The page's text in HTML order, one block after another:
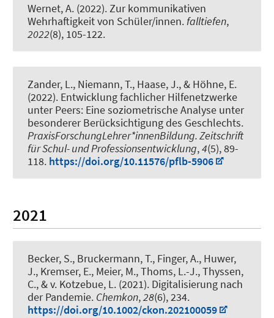
Wernet, A. (2022). Zur kommunikativen
Wehrhaftigkeit von Schüler/innen. falltiefen,
2022(8), 105-122.
Zander, L., Niemann, T., Haase, J., & Höhne, E.
(2022). Entwicklung fachlicher Hilfenetzwerke
unter Peers: Eine soziometrische Analyse unter
besonderer Berücksichtigung des Geschlechts.
PraxisForschungLehrer*innenBildung. Zeitschrift
für Schul- und Professionsentwicklung,4(5), 89-
118. https://doi.org/10.11576/pflb-5906
2021
Becker, S., Bruckermann, T., Finger, A., Huwer,
J., Kremser, E., Meier, M., Thoms, L.-J., Thyssen,
C., & v. Kotzebue, L. (2021). Digitalisierung nach
der Pandemie. Chemkon,28(6), 234.
https://doi.org/10.1002/ckon.202100059